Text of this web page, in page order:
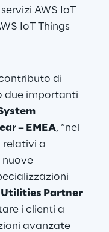
AWS IoT
IoT Things
di
due importanti
– EMEA, “nel
a
Utilities Partner
i clienti a
avanzate